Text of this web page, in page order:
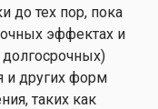
до тех пор, пока
эффектах и
долгосрочных)
и других форм
таких как